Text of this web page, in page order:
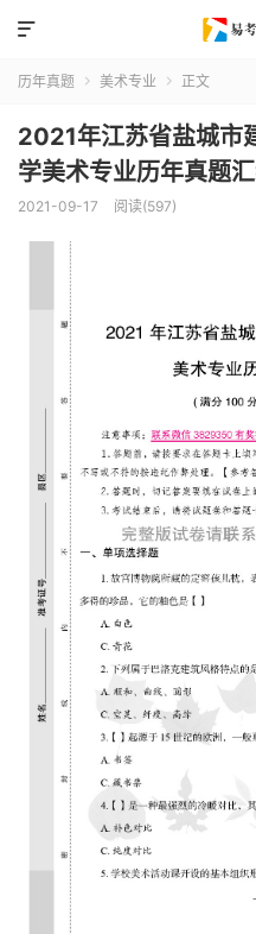

历年真题  美术专业  正文
2021年江苏省盐城市
学美术专业历年真题
2021-09-17 阅读(597)